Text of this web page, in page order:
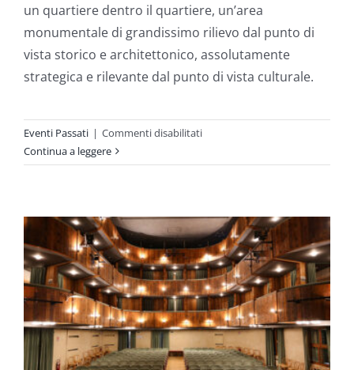
un quartiere dentro il quartiere, un’area
monumentale di grandissimo rilievo dal punto di
vista storico e architettonico, assolutamente
strategica e rilevante dal punto di vista culturale.
Eventi Passati | Commenti disabilitatisu
Monasteri
le
proposte
per
S.
Agata
e
il
Carmine,
Continua a leggere